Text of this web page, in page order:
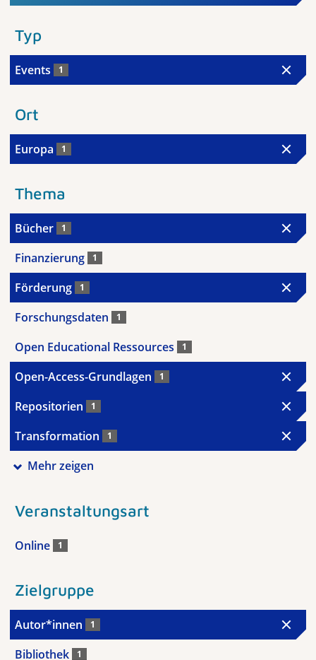
Typ
Events 1
Ort
Europa 1
Thema
Bücher 1
Finanzierung 1
Förderung 1
Forschungsdaten 1
Open Educational Ressources 1
Open-Access-Grundlagen 1
Repositorien 1
Transformation 1
Mehr zeigen
Veranstaltungsart
Online 1
Zielgruppe
Autor*innen 1
Bibliothek 1